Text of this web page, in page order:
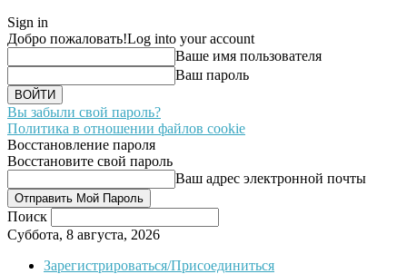
Sign in
Добро пожаловать!Log into your account
Ваше имя пользователя
Ваш пароль
Вы забыли свой пароль?
Политика в отношении файлов cookie
Восстановление пароля
Восстановите свой пароль
Ваш адрес электронной почты
Поиск
Суббота, 8 августа, 2026
Зарегистрироваться/Присоединиться